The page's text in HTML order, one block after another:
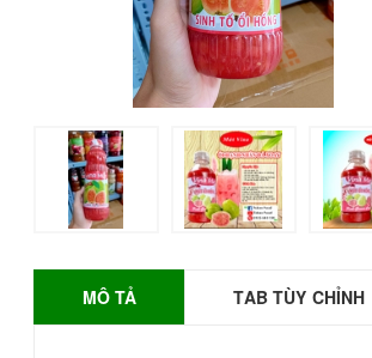
MÔ TẢ TAB TÙY CHỈNH
BỘT SỮA TOBEE
THANH VỊ - 300g -
TOBEE FOOD | Bột
TOBEE FOOD